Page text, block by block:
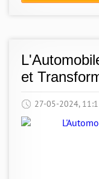
et
27-05-2024,